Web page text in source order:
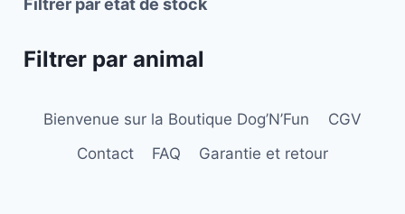
page
produit
page
Filtrer par état de stock
Filtrer par animal
Bienvenue sur la Boutique Dog’N’Fun
CGV
Contact
FAQ Garantie et retour